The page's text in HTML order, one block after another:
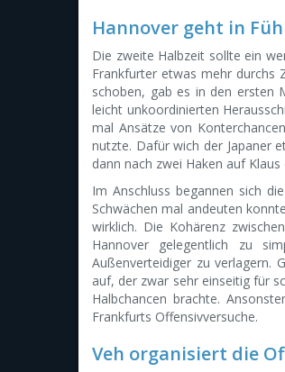
Hannover geht in
Die zweite Halbzeit sollte ein
Frankfurter etwas mehr durchs
schoben, gab es in den ersten
leicht unkoordinierten
mal Ansätze von
nutzte. Dafür wich der Japaner
dann nach zwei Haken auf Klaus
Im Anschluss begannen sich
Schwächen mal andeuten
wirklich. Die Kohärenz
Hannover gelegentlich zu
Außenverteidiger zu verlagern.
auf, der zwar sehr einseitig für
Halbchancen brachte.
Frankfurts Offensivversuche.
Veh organisiert die